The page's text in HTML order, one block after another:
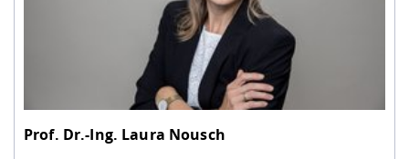
Prof. Dr.-Ing. Laura Nousch